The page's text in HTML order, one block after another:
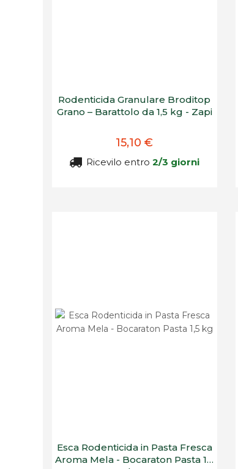
Rodenticida Granulare Broditop
Grano – Barattolo da 1,5 kg - Zapi
15,10 €
Ricevilo entro2/3 giorni
Esca Rodenticida in Pasta Fresca
Aroma Mela - Bocaraton Pasta 1,5